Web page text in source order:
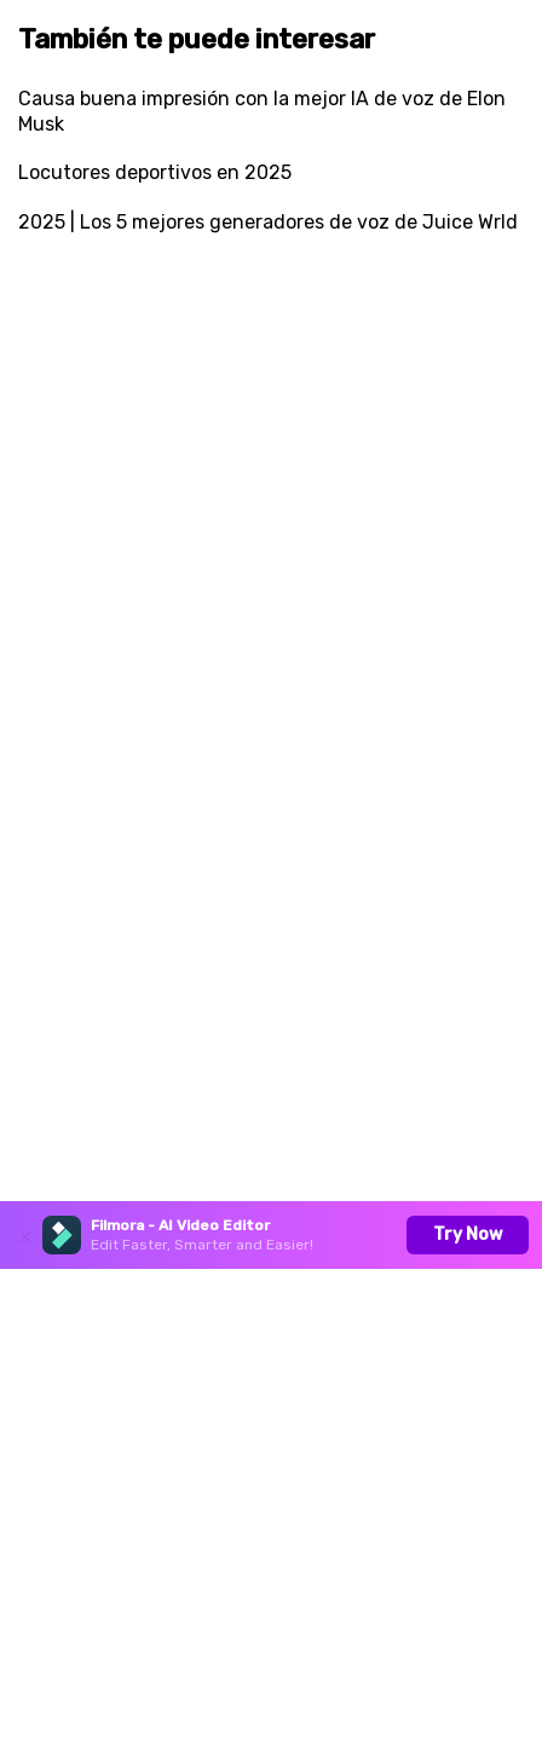
Filmora - AI Video Editor
Edit Faster, Smarter and Easier!
Try Now
También te puede interesar
Causa buena impresión con la mejor IA de voz de Elon
Musk
Locutores deportivos en 2025
2025 | Los 5 mejores generadores de voz de Juice Wrld